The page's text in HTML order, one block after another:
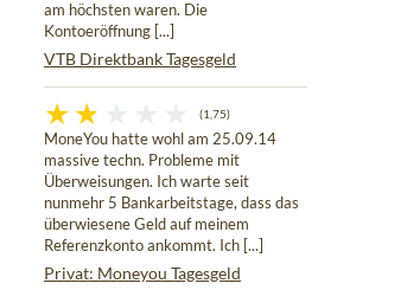
am höchsten waren. Die
Kontoeröffnung [...]
VTB Direktbank Tagesgeld
(1,75)
MoneYou hatte wohl am 25.09.14
massive techn. Probleme mit
Überweisungen. Ich warte seit
nunmehr 5 Bankarbeitstage, dass das
überwiesene Geld auf meinem
Referenzkonto ankommt. Ich [...]
Privat: Moneyou Tagesgeld